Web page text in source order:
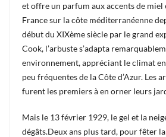
et offre un parfum aux accents de miel
France sur la côte méditerranéenne
début du XIXème siècle par le grand
Cook, l’arbuste s’adapta
environnement, appréciant le climat
peu fréquentes de la Côte d’Azur. Les
furent les premiers à en orner leurs
Mais le 13 février 1929, le gel et la
dégâts.Deux ans plus tard, pour fêter